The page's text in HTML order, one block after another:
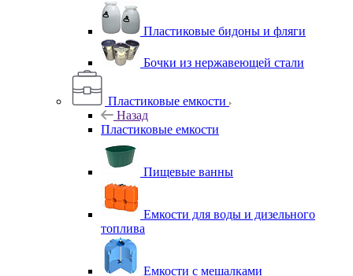
Пластиковые бидоны и фляги
Бочки из нержавеющей стали
Пластиковые емкости
Назад
Пластиковые емкости
Пищевые ванны
Емкости для воды и дизельного
топлива
Емкости с мешалками